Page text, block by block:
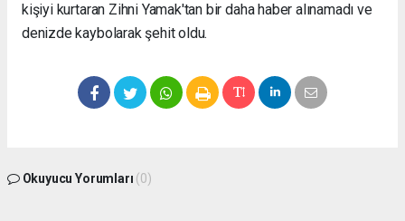
kişiyi kurtaran Zihni Yamak'tan bir daha haber alınamadı ve
denizde kaybolarak şehit oldu.
Okuyucu Yorumları (0)